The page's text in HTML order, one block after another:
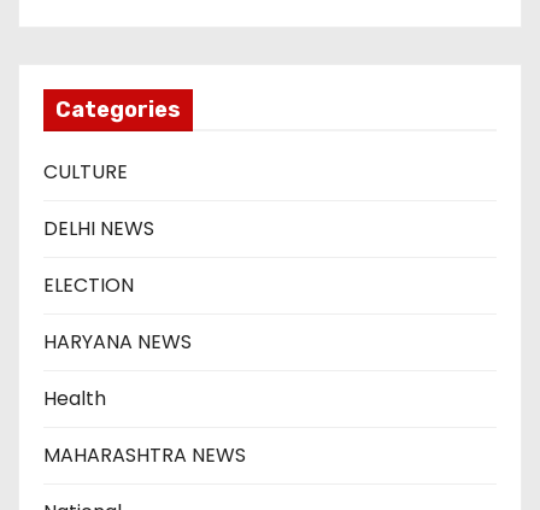
Categories
CULTURE
DELHI NEWS
ELECTION
HARYANA NEWS
Health
MAHARASHTRA NEWS